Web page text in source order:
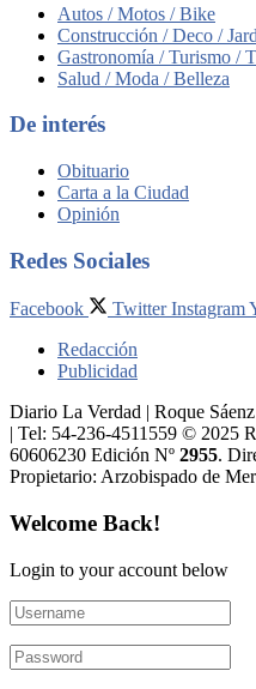
Autos / Motos / Bike
Construcción / Deco /
Gastronomía / Turismo /
Salud / Moda / Belleza
De interés
Obituario
Carta a la Ciudad
Opinión
Redes Sociales
Facebook Twitter Instagram
Redacción
Publicidad
Diario La Verdad | Roque
| Tel: 54-236-4511559 © 2025
60606230 Edición Nº 2955.
Propietario:​ Arzobispado de
Welcome Back!
Login to your account below